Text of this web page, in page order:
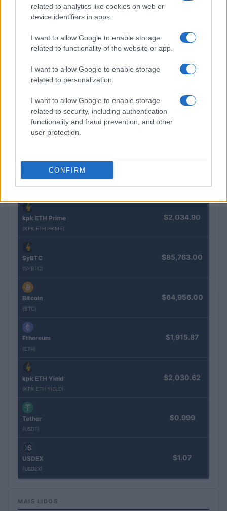
related to analytics like cookies on web or
device identifiers in apps.
I want to allow Google to enable storage
related to functionality of the website or app.
I want to allow Google to enable storage
related to personalization.
I want to allow Google to enable storage
related to security, including authentication
functionality and fraud prevention, and other
user protection.
CONFIRM
COTAÇÕES CRYPTO
Nome Preço
Kinza Babylon Staked BTC
(KBTC)
$83,270.00
Eureka Bridged PAX Gold (Terra
JDB
(JDB)
kpk ETH Prime
(KPK ETH PRIME)
$2,034.90
SyBTC
(SYBTC)
$85,763.00
Bitcoin
(BTC)
$64,956.00
Ethereum
(ETH)
$1,915.87
kpk ETH Yield
(KPK ETH YIELD)
$2,030.62
Tether
(USDT)
$0.999
USDEX
(USDEX)
$1.07
MAIS LIDOS